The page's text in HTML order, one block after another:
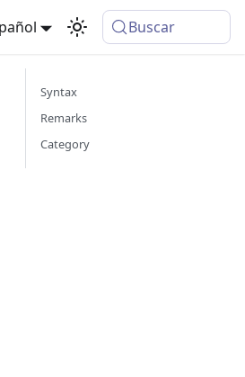
Buscar
Syntax
Remarks
Category